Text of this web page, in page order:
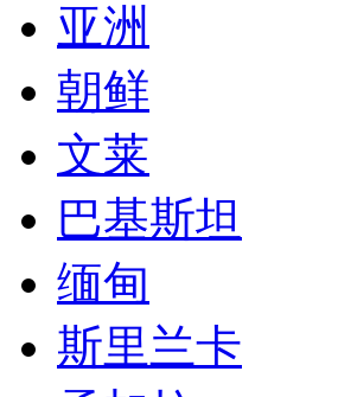
亚洲
朝鲜
文莱
巴基斯坦
缅甸
斯里兰卡